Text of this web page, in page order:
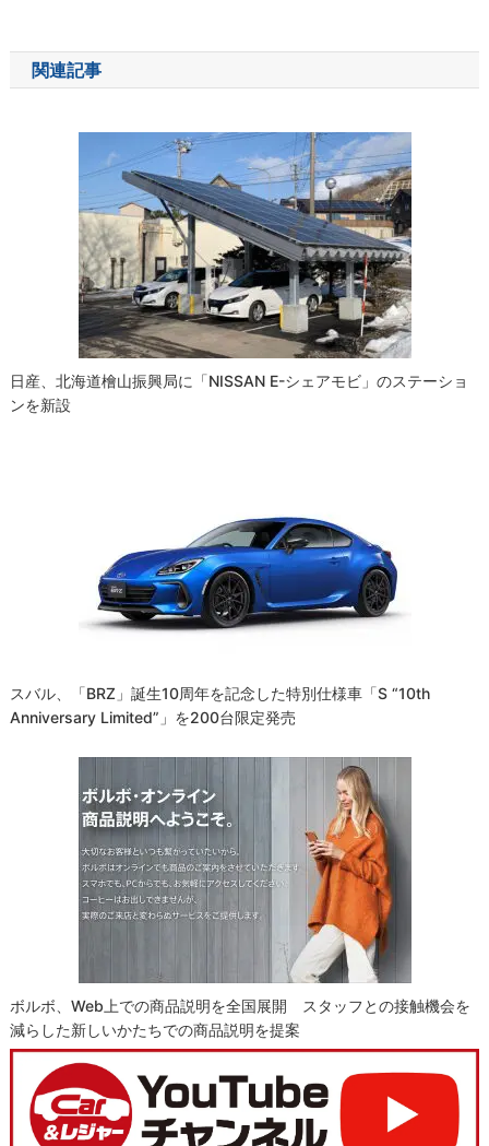
ナ
ビ
関連記事
日産、北海道檜山振興局に「NISSAN E-シェアモビ」のステーショ
ンを新設
スバル、「BRZ」誕生10周年を記念した特別仕様車「S “10th
Anniversary Limited”」を200台限定発売
ボルボ、Web上での商品説明を全国展開 スタッフとの接触機会を
減らした新しいかたちでの商品説明を提案